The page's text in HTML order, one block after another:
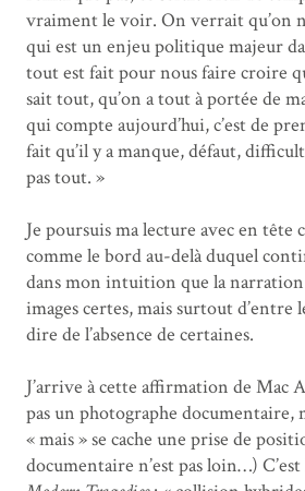
vraiment le voir. On verrait qu’on
qui est un enjeu politique majeur
tout est fait pour nous faire croire
sait tout, qu’on a tout à portée de
qui compte aujourd’hui, c’est de
fait qu’il y a manque, défaut,
pas tout. »
Je poursuis ma lecture avec en tête
comme le bord au-delà duquel
dans mon intuition que la narration
images certes, mais surtout d’entre
dire de l’absence de certaines.
J’arrive à cette affirmation de Mac
pas un photographe documentaire,
« mais » se cache une prise de
documentaire n’est pas loin…) C’est